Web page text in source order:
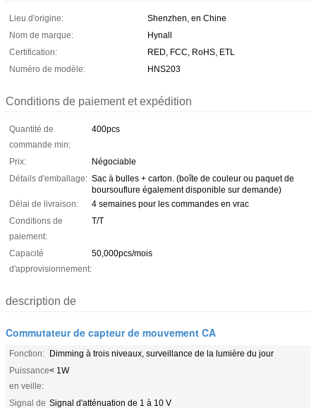
Lieu d'origine:
Shenzhen, en Chine
Nom de marque:
Hynall
Certification:
RED, FCC, RoHS, ETL
Numéro de modèle:
HNS203
Conditions de paiement et expédition
Quantité de
commande min:
400pcs
Prix:
Négociable
Détails d'emballage: Sac à bulles + carton. (boîte de couleur ou paquet de
boursouflure également disponible sur demande)
Délai de livraison:
4 semaines pour les commandes en vrac
Conditions de
paiement:
T/T
Capacité
d'approvisionnement:
50,000pcs/mois
description de
Commutateur de capteur de mouvement CA
Fonction: Dimming à trois niveaux, surveillance de la lumière du jour
Puissance
en veille:
< 1W
Signal de Signal d'atténuation de 1 à 10 V